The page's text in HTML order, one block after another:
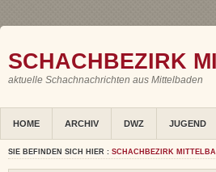
SCHACHBEZIRK
aktuelle Schachnachrichten aus Mittelbaden
HOME ARCHIV DWZ JUGEND
SIE BEFINDEN SICH HIER : SCHACHBEZIRK